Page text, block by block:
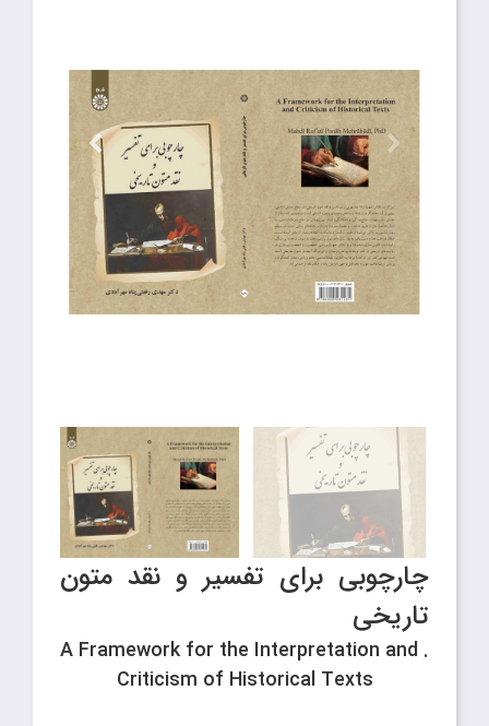
چارچوبی برای تفسیر و نقد متون
تاریخی
. A Framework for the Interpretation and
Criticism of Historical Texts